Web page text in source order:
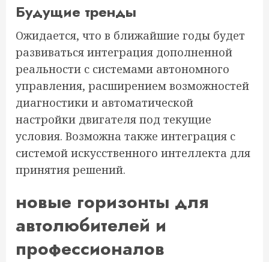
Будущие тренды
Ожидается, что в ближайшие годы будет
развиваться интеграция дополненной
реальности с системами автономного
управления, расширением возможностей
диагностики и автоматической
настройки двигателя под текущие
условия. Возможна также интеграция с
системой искусственного интеллекта для
принятия решений.
новые горизонты для
автолюбителей и
профессионалов